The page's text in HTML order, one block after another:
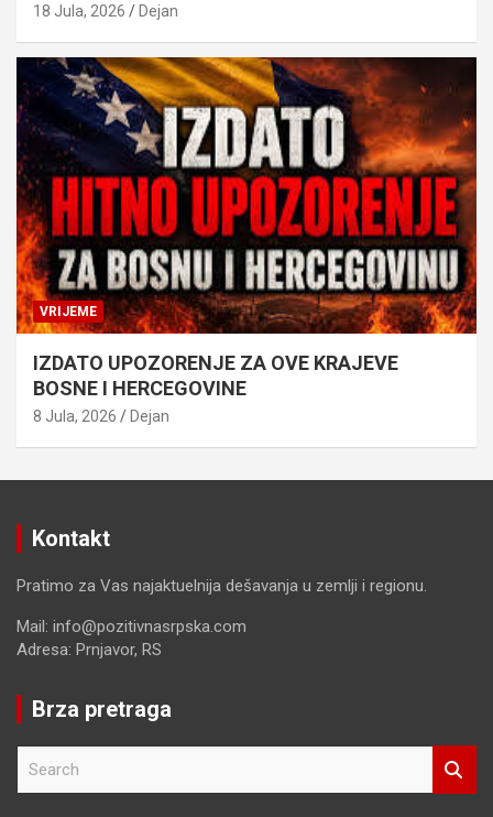
18 Jula, 2026 Dejan
VRIJEME
IZDATO UPOZORENJE ZA OVE KRAJEVE
BOSNE I HERCEGOVINE
8 Jula, 2026 Dejan
Kontakt
Pratimo za Vas najaktuelnija dešavanja u zemlji i regionu.
Mail: info@pozitivnasrpska.com
Adresa: Prnjavor, RS
Brza pretraga